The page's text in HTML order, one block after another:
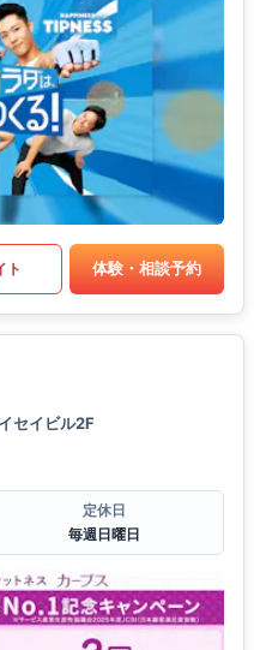
ト 体験・相談予約
セイビル2F
定休日
毎週日曜日